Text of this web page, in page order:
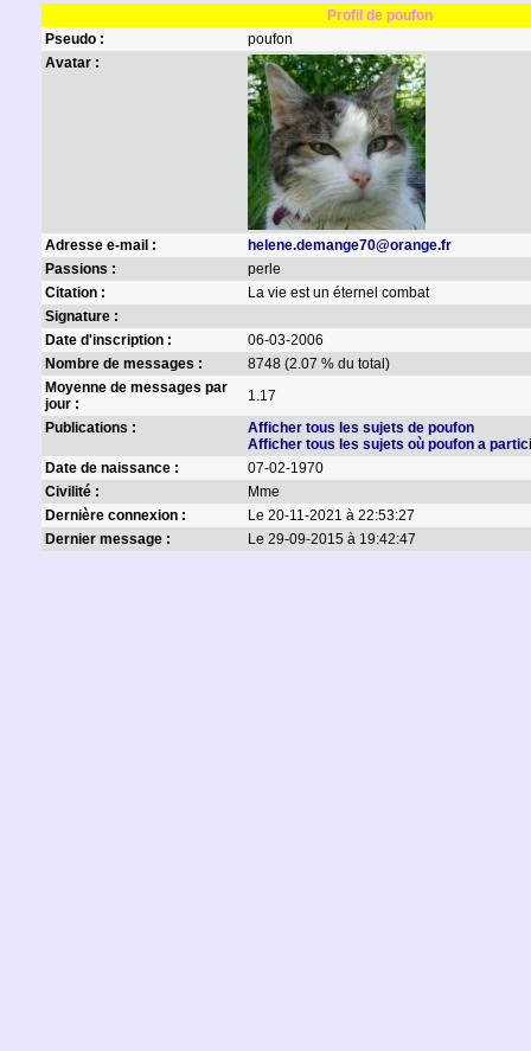
Profil de poufon
Pseudo :
poufon
Avatar :
Adresse e-mail :
helene.demange70@orange.fr
Passions :
perle
Citation :
La vie est un éternel combat
Signature :
Date d'inscription :
06-03-2006
Nombre de messages :
8748 (2.07 % du total)
Moyenne de messages par
jour :
1.17
Publications :
Afficher tous les sujets de poufon
Afficher tous les sujets où poufon a
Date de naissance :
07-02-1970
Civilité :
Mme
Dernière connexion :
Le 20-11-2021 à 22:53:27
Dernier message :
Le 29-09-2015 à 19:42:47